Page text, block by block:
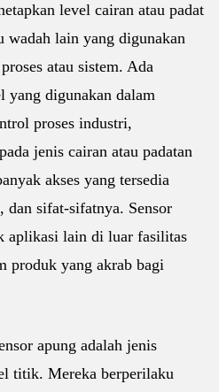
level cairan atau padat
wadah lain yang digunakan
atau sistem. Ada
yang digunakan dalam
proses industri,
jenis cairan atau padatan
akses yang tersedia
dan sifat-sifatnya. Sensor
aplikasi lain di luar fasilitas
produk yang akrab bagi
apung adalah jenis
titik. Mereka berperilaku